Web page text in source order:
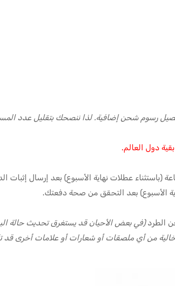
رسوم شحن إضافية. لذا ننصحك بتقليل عدد
دول العالم.
الأسبوع) بعد التحقق من صحة دفعتك.
الطرد(في بعض الأحيان قد يستغرق تحديث حالة